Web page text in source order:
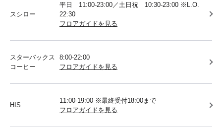
スシロー
平日 11:00-23:00／土日祝 10:30-23:00 ※L.O.
22:30
フロアガイドを見る
スターバックス
コーヒー
8:00-22:00
フロアガイドを見る
HIS
11:00-19:00 ※最終受付18:00まで
フロアガイドを見る